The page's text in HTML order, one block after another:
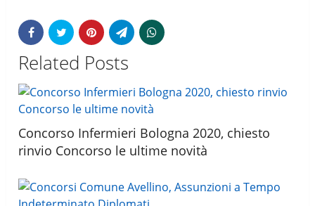
Related Posts
Concorso Infermieri Bologna 2020, chiesto
rinvio Concorso le ultime novità